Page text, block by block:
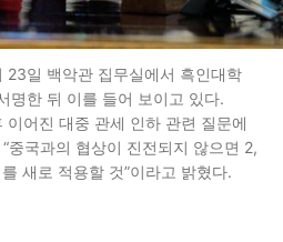
23일 백악관 집무실에서 흑인대학
명한 뒤 이를 들어 보이고 있다.
이어진 대중 관세 인하 관련 질문에
중국과의 협상이 진전되지 않으면 2,
새로 적용할 것”이라고 밝혔다.